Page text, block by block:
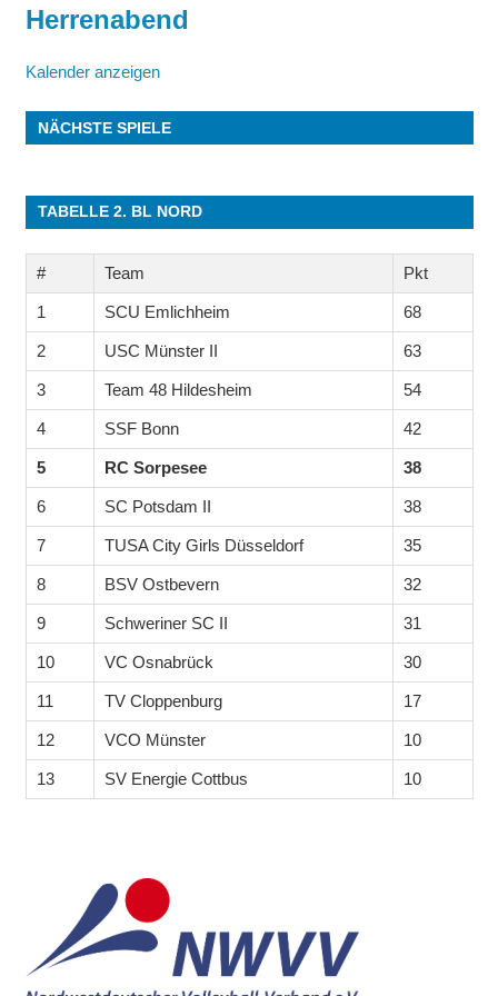
Herrenabend
Kalender anzeigen
NÄCHSTE SPIELE
TABELLE 2. BL NORD
# Team Pkt
1 SCU Emlichheim 68
2 USC Münster II 63
3 Team 48 Hildesheim 54
4 SSF Bonn 42
5 RC Sorpesee 38
6 SC Potsdam II 38
7 TUSA City Girls Düsseldorf 35
8 BSV Ostbevern 32
9 Schweriner SC II 31
10 VC Osnabrück 30
11 TV Cloppenburg 17
12 VCO Münster 10
13 SV Energie Cottbus 10